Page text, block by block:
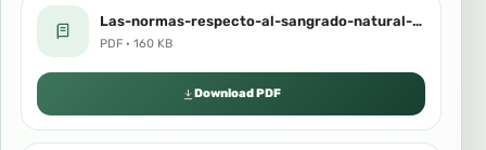
Las-normas-respecto-al-sangrado-natural-de-la-mujer.pdf
PDF · 160 KB
Download PDF